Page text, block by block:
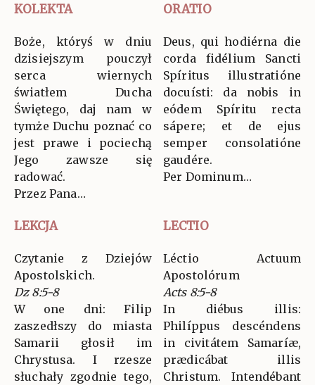
KOLEKTA ORATIO
Boże, któryś w dniu
dzisiejszym pouczył
serca wiernych
światłem Ducha
Świętego, daj nam w
tymże Duchu poznać co
jest prawe i pociechą
Jego zawsze się
radować.
Przez Pana…
Deus, qui hodiérna die
corda fidélium Sancti
Spíritus illustratióne
docuísti: da nobis in
eódem Spíritu recta
sápere; et de ejus
semper consolatióne
gaudére.
Per Dominum…
LEKCJA LECTIO
Czytanie z Dziejów
Apostolskich.
Dz 8:5-8
W one dni: Filip
zaszedłszy do miasta
Samarii głosił im
Chrystusa. I rzesze
słuchały zgodnie tego,
Léctio Actuum
Apostolórum
Acts 8:5-8
In diébus illis:
Philíppus descéndens
in civitátem Samaríæ,
prædicábat illis
Christum. Intendébant